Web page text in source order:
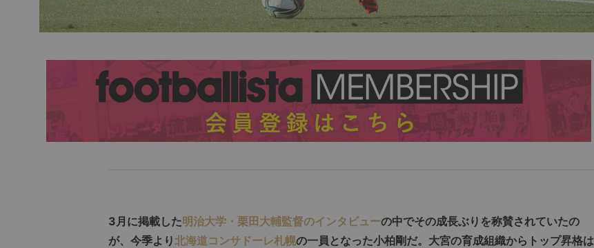
3月に掲載した明治大学・栗田大輔監督のインタビューの中でその成長ぶりを称賛されていたの
が、今季より北海道コンサドーレ札幌の一員となった小柏剛だ。大宮の育成組織からトップ昇格は